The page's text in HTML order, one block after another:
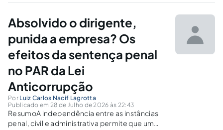
sendo tratada como massificação decorrente
Enquanto que, para os consumidores, a
judicialização da demanda é...
Absolvido o dirigente,
punida a empresa? Os
efeitos da sentença penal
no PAR da Lei
Anticorrupção
Por Luiz Carlos Nacif Lagrotta
Publicado em 28 de Julho de 2026 às 22:43
ResumoA independência entre as instâncias
penal, civil e administrativa permite que um